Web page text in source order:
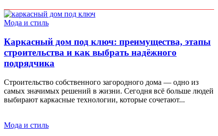
Мода и стиль
Каркасный дом под ключ: преимущества, этапы
строительства и как выбрать надёжного
подрядчика
Строительство собственного загородного дома — одно из
самых значимых решений в жизни. Сегодня всё больше людей
выбирают каркасные технологии, которые сочетают...
Мода и стиль